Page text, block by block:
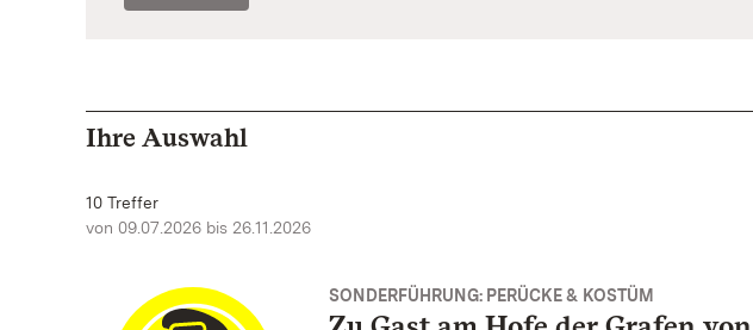
Ihre Auswahl
10 Treffer
von 09.07.2026 bis 26.11.2026
SONDERFÜHRUNG: PERÜCKE & KOSTÜM